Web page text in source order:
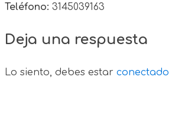
Teléfono: 3145039163
Deja una respuesta
Lo siento, debes estar conectado